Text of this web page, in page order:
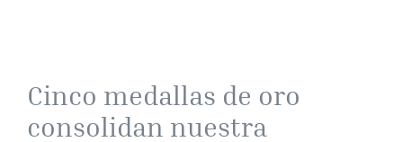
Cinco medallas de oro
consolidan nuestra